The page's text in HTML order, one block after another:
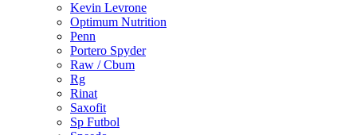
Kevin Levrone
Optimum Nutrition
Penn
Portero Spyder
Raw / Cbum
Rg
Rinat
Saxofit
Sp Futbol